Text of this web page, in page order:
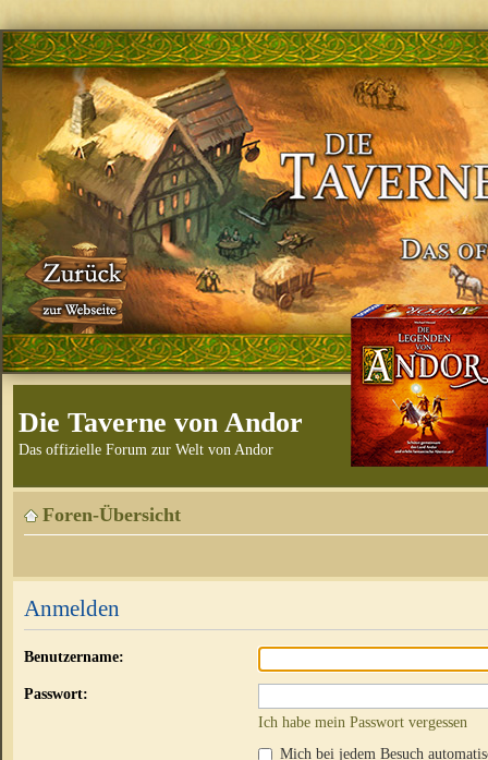
Die Taverne von Andor
Das offizielle Forum zur Welt von Andor
Foren-Übersicht
Anmelden
Benutzername:
Passwort:
Ich habe mein Passwort vergessen
Mich bei jedem Besuch